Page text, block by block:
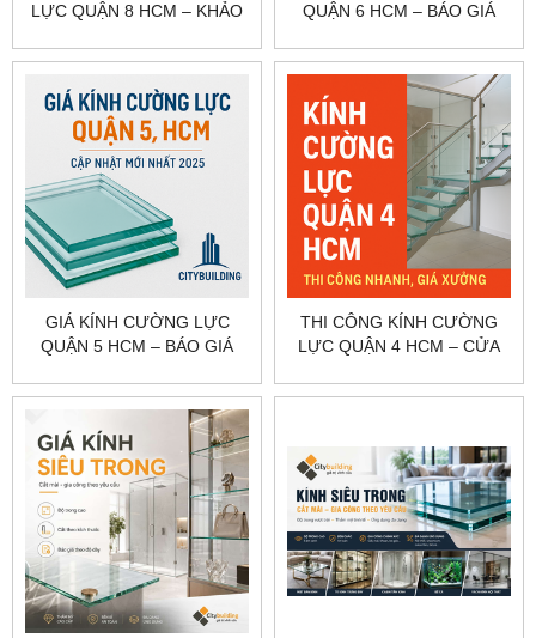
LỰC QUẬN 8 HCM – KHẢO
CITYBUILDING
QUẬN 6 HCM – BÁO GIÁ
CITYBUILDING
GIÁ KÍNH CƯỜNG LỰC
QUẬN 5 HCM – BÁO GIÁ
CITYBUILDING
THI CÔNG KÍNH CƯỜNG
LỰC QUẬN 4 HCM – CỬA
TẮM CITYBUILDING